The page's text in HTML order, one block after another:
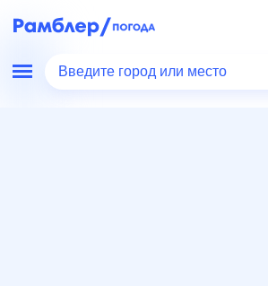
Введите город или место